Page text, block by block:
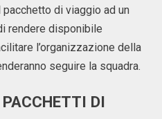
di viaggio ad un
rendere disponibile
l’organizzazione della
seguire la squadra.
DI